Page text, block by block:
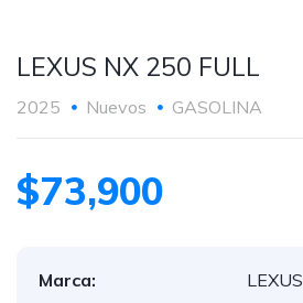
LEXUS NX 250 FULL
2025 Nuevos GASOLINA
$73,900
Marca:
LEXUS